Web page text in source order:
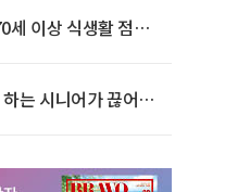
세 이상 식생활 점수
는 시니어가 끊어야